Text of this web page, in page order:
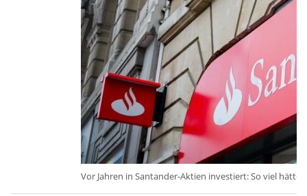
Vor Jahren in Santander-Aktien investiert: So viel